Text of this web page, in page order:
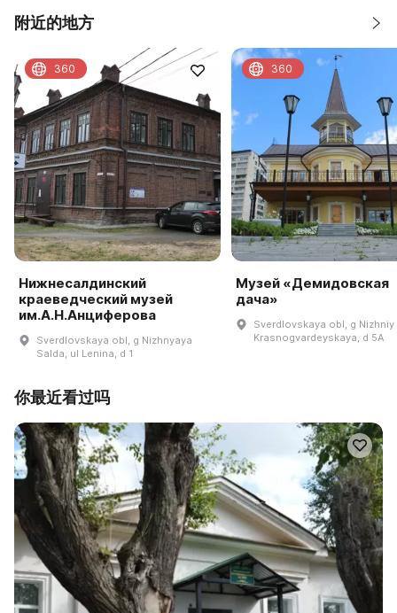
附近的地方
Нижнесалдинский
краеведческий музей
им.А.Н.Анциферова
Sverdlovskaya obl, g Nizhnyaya
Salda, ul Lenina, d 1
360
Музей «Демидовская
дача»
Sverdlovskaya obl, g Nizhniy
Krasnogvardeyskaya, d 5A
360
你最近看过吗